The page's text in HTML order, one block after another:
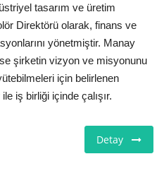
tasarım ve üretim
Direktörü olarak, finans ve
yönetmiştir. Manay
şirketin vizyon ve misyonunu
için belirlenen
iş birliği içinde çalışır.
Detay